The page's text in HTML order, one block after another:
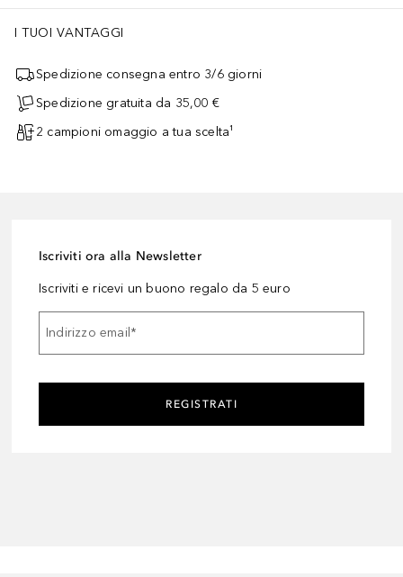
I TUOI VANTAGGI
Spedizione consegna entro 3/6 giorni
Spedizione gratuita da 35,00 €
2 campioni omaggio a tua scelta¹
Iscriviti ora alla Newsletter
Iscriviti e ricevi un buono regalo da 5 euro
Indirizzo email*
REGISTRATI